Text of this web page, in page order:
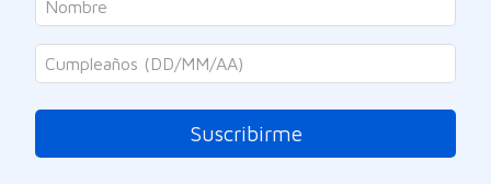
Lux
Jabón De Tocador Rosas
Francesas 120g
Referencia:-318630
Suscribirme